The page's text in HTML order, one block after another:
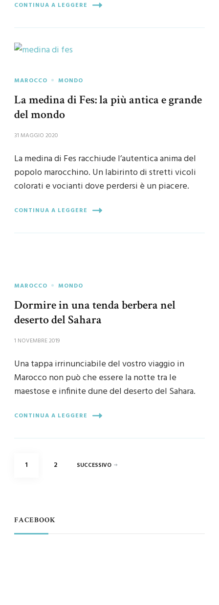
CONTINUA A LEGGERE
MAROCCO MONDO
La medina di Fes: la più antica e grande
del mondo
31 MAGGIO 2020
La medina di Fes racchiude l’autentica anima del
popolo marocchino. Un labirinto di stretti vicoli
colorati e vocianti dove perdersi è un piacere.
CONTINUA A LEGGERE
MAROCCO MONDO
Dormire in una tenda berbera nel
deserto del Sahara
1 NOVEMBRE 2019
Una tappa irrinunciabile del vostro viaggio in
Marocco non può che essere la notte tra le
maestose e infinite dune del deserto del Sahara.
CONTINUA A LEGGERE
Paginazione
PAGINA
1 PAGINA
2 SUCCESSIVO
FACEBOOK